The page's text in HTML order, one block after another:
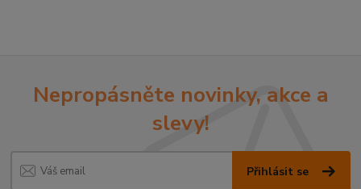
Nepropásněte novinky, akce a
slevy!
Přihlásit se